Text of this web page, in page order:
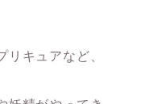
キュアなど、